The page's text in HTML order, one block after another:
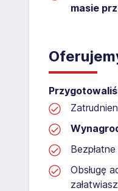
masie
Obsługę